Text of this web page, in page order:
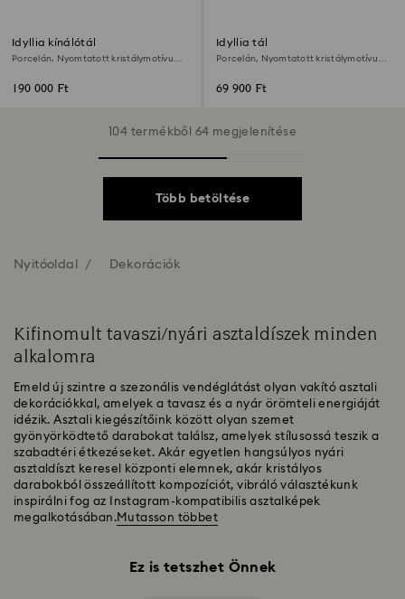
Idyllia kínálótál
Porcelán, Nyomtatott kristálymotívum,
190 000 Ft
Idyllia tál
Porcelán, Nyomtatott kristálymotívum,
69 900 Ft
104 termékből 64 megjelenítése
Több betöltése
Nyitóoldal Dekorációk
Kifinomult tavaszi/nyári asztaldíszek minden
alkalomra
Emeld új szintre a szezonális vendéglátást olyan vakító asztali
dekorációkkal, amelyek a tavasz és a nyár örömteli energiáját
idézik. Asztali kiegészítőink között olyan szemet
gyönyörködtető darabokat találsz, amelyek stílusossá teszik a
szabadtéri étkezéseket. Akár egyetlen hangsúlyos nyári
asztaldíszt keresel központi elemnek, akár kristályos
darabokból összeállított kompozíciót, vibráló választékunk
inspirálni fog az Instagram-kompatibilis asztalképek
megalkotásában.Mutasson többet
Ez is tetszhet Önnek